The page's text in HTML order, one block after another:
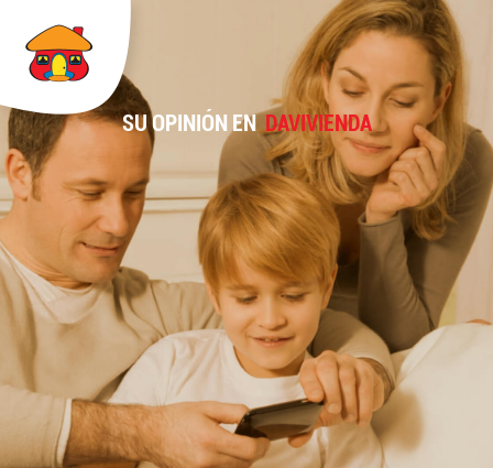
SU OPINIÓN ENDAVIVIENDA